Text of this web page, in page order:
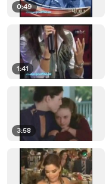
0:49
1:41
3:58